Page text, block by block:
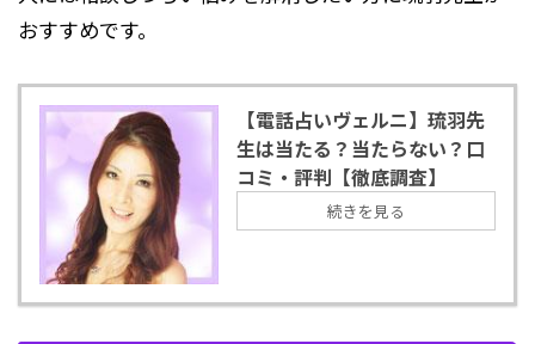
おすすめです。
【電話占いヴェルニ】琉羽先
生は当たる？当たらない？口
コミ・評判【徹底調査】
続きを見る